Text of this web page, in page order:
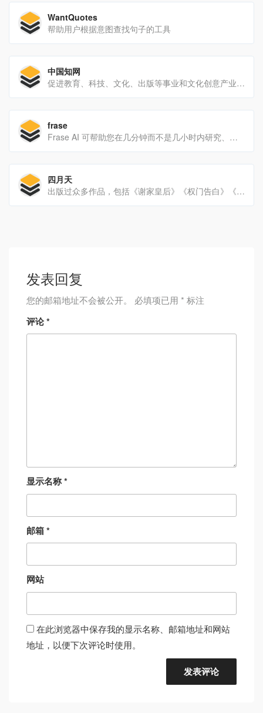
WantQuotes
帮助用户根据意图查找句子的工具
中国知网
促进教育、科技、文化、出版等事业和文化创意产业发展提供了大有作为的信息网络空间。
frase
Frase AI 可帮助您在几分钟而不是几小时内研究、编写和优化高质量的 SEO 内容。
四月天
出版过众多作品，包括《谢家皇后》《权门告白》《亲亲子衿》《蝶证：昆虫专家探案录》等。
发表回复
您的邮箱地址不会被公开。 必填项已用 * 标注
评论*
显示名称*
邮箱*
网站
在此浏览器中保存我的显示名称、邮箱地址和网站
地址，以便下次评论时使用。